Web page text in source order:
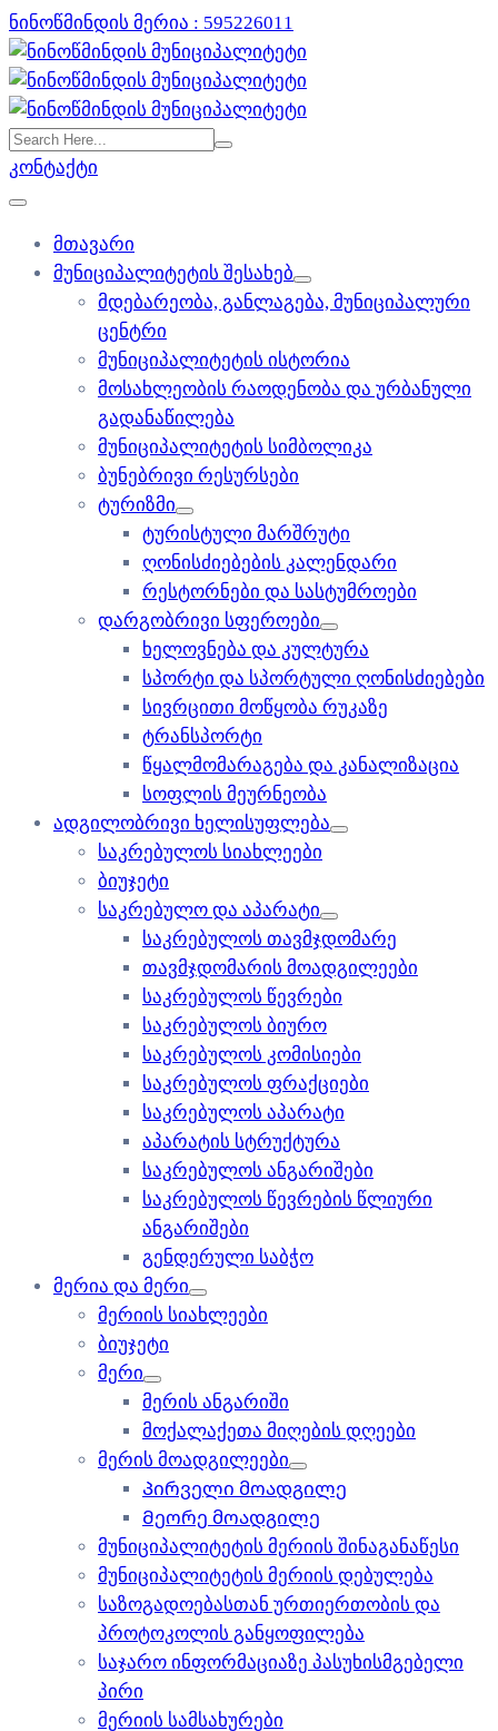
ნინოწმინდის მერია : 595226011
კონტაქტი
მთავარი
მუნიციპალიტეტის შესახებ
მდებარეობა, განლაგება, მუნიციპალური
ცენტრი
მუნიციპალიტეტის ისტორია
მოსახლეობის რაოდენობა და ურბანული
გადანაწილება
მუნიციპალიტეტის სიმბოლიკა
ბუნებრივი რესურსები
ტურიზმი
ტურისტული მარშრუტი
ღონისძიებების კალენდარი
რესტორნები და სასტუმროები
დარგობრივი სფეროები
ხელოვნება და კულტურა
სპორტი და სპორტული ღონისძიებები
სივრცითი მოწყობა რუკაზე
ტრანსპორტი
წყალმომარაგება და კანალიზაცია
სოფლის მეურნეობა
ადგილობრივი ხელისუფლება
საკრებულოს სიახლეები
ბიუჯეტი
საკრებულო და აპარატი
საკრებულოს თავმჯდომარე
თავმჯდომარის მოადგილეები
საკრებულოს წევრები
საკრებულოს ბიურო
საკრებულოს კომისიები
საკრებულოს ფრაქციები
საკრებულოს აპარატი
აპარატის სტრუქტურა
საკრებულოს ანგარიშები
საკრებულოს წევრების წლიური
ანგარიშები
გენდერული საბჭო
მერია და მერი
მერიის სიახლეები
ბიუჯეტი
მერი
მერის ანგარიში
მოქალაქეთა მიღების დღეები
მერის მოადგილეები
Პირველი მოადგილე
Მეორე მოადგილე
მუნიციპალიტეტის მერიის შინაგანაწესი
მუნიციპალიტეტის მერიის დებულება
საზოგადოებასთან ურთიერთობის და
პროტოკოლის განყოფილება
საჯარო ინფორმაციაზე პასუხისმგებელი
პირი
მერიის სამსახურები
ვებ გვერდი მუშაობს სატესტო რეჟიმში